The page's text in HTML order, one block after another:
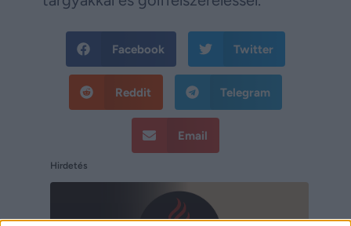
Facebook Twitter
Reddit Telegram
Email
Hirdetés